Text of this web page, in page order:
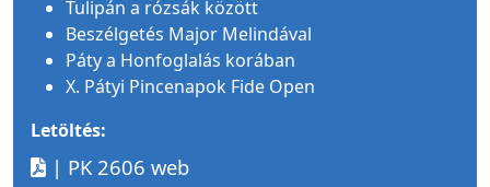
Tulipán a rózsák között
Beszélgetés Major Melindával
Páty a Honfoglalás korában
X. Pátyi Pincenapok Fide Open
Letöltés:
| PK 2606 web